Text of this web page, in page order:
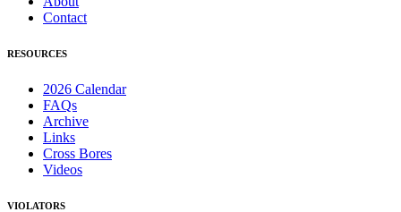
Contact
RESOURCES
2026 Calendar
FAQs
Archive
Links
Cross Bores
Videos
VIOLATORS